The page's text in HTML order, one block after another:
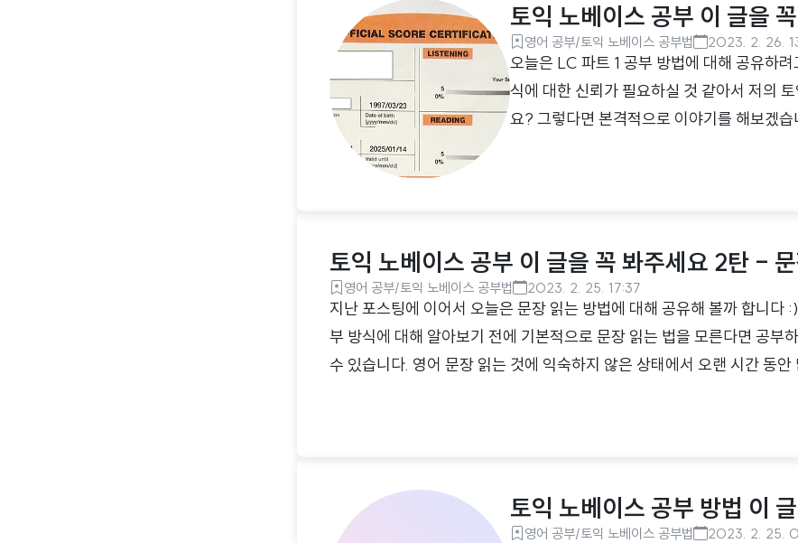
줄을 그..
토익 노베이스 공부 이 글을
영어 공부/토익 노베이스 공부법 2023. 2. 26.
오늘은 LC 파트 1 공부 방법에 대해 공유하
식에 대한 신뢰가 필요하실 것 같아서 저의
요? 그렇다면 본격적으로 이야기를 해보겠
점수가 더 올라가고,..
토익 노베이스 공부 이 글을 꼭 봐주세요 2탄 -
영어 공부/토익 노베이스 공부법 2023. 2. 25. 17:37
지난 포스팅에 이어서 오늘은 문장 읽는 방법에 대해 공유해 볼까 합니다
부 방식에 대해 알아보기 전에 기본적으로 문장 읽는 법을 모른다면 공부
수 있습니다. 영어 문장 읽는 것에 익숙하지 않은 상태에서 오랜 시간 동안
대해 먼저 이야기해보겠습니다. ..토익 노베이스 공부 방법 이
영어 공부/토익 노베이스 공부법 2023. 2. 25.